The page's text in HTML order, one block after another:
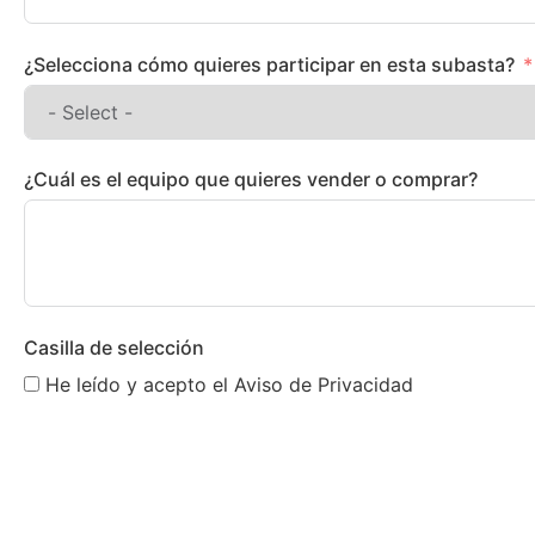
¿Selecciona cómo quieres participar en esta subasta?
¿Cuál es el equipo que quieres vender o comprar?
Casilla de selección
He leído y acepto el Aviso de Privacidad